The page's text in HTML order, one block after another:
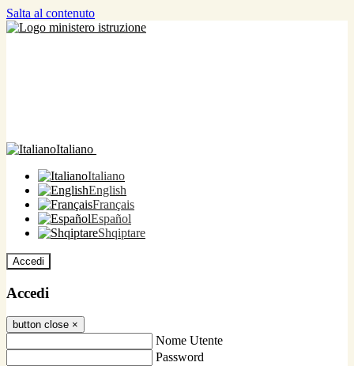
Salta al contenuto
Italiano
Italiano
English
Français
Español
Shqiptare
Accedi
Accedi
button close ×
Nome Utente
Password